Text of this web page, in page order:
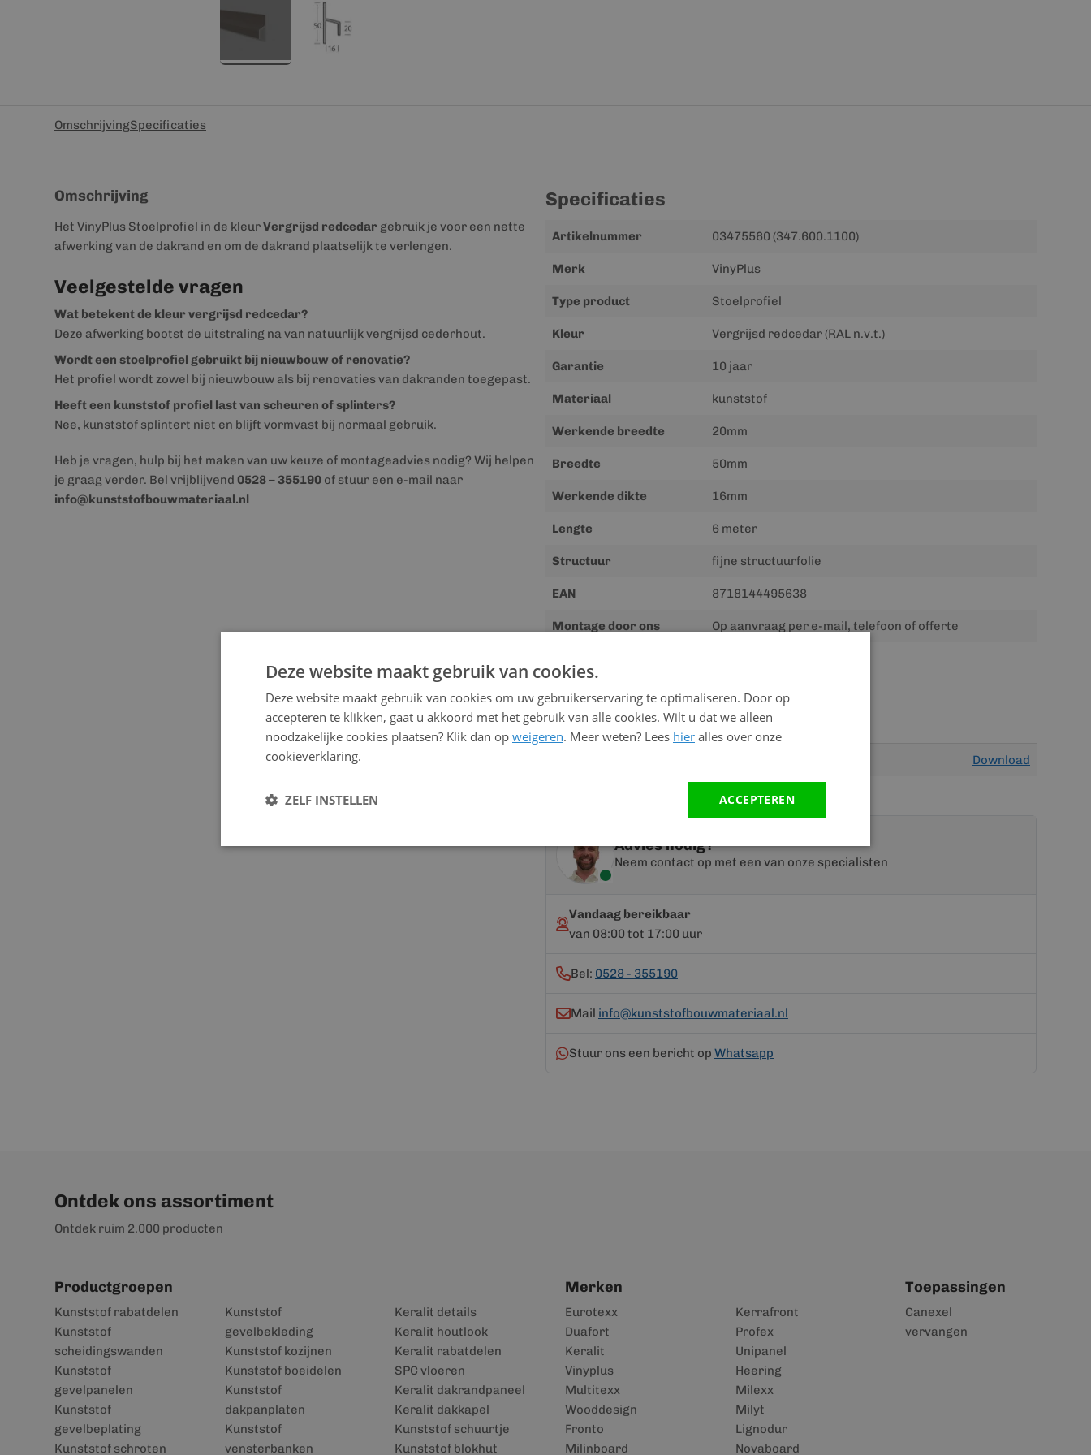
OmschrijvingSpecificaties
Omschrijving
Het VinyPlus Stoelprofiel in de kleurVergrijsd redcedar gebruik je voor een nette
afwerking van de dakrand en om de dakrand plaatselijk te verlengen.
Veelgestelde vragen
Wat betekent de kleur vergrijsd redcedar?
Deze afwerking bootst de uitstraling na van natuurlijk vergrijsd cederhout.
Wordt een stoelprofiel gebruikt bij nieuwbouw of renovatie?
Het profiel wordt zowel bij nieuwbouw als bij renovaties van dakranden toegepast.
Heeft een kunststof profiel last van scheuren of splinters?
Nee, kunststof splintert niet en blijft vormvast bij normaal gebruik.
Heb je vragen, hulp bij het maken van uw keuze of montageadvies nodig? Wij helpen
je graag verder. Bel vrijblijvend 0528 – 355190 of stuur een e-mail naar
info@kunststofbouwmateriaal.nl
Specificaties
Meer
Artikelnummer 03475560 (347.600.1100)
Merk VinyPlus
Type product Stoelprofiel
Kleur Vergrijsd redcedar (RAL n.v.t.)
Garantie 10 jaar
Materiaal kunststof
Werkende breedte 20mm
Breedte 50mm
Werkende dikte 16mm
Lengte 6 meter
Structuur fijne structuurfolie
EAN 8718144495638
Montage door ons Op aanvraag per e-mail, telefoon of offerte
Downloads
Download
Advies nodig?
Neem contact op met een van onze specialisten
Vandaag bereikbaar
van 08:00 tot 17:00 uur
Bel: 0528 - 355190
Mail info@kunststofbouwmateriaal.nl
Stuur ons een bericht op Whatsapp
Ontdek ons assortiment
Ontdek ruim 2.000 producten
Productgroepen
Kunststof rabatdelen
Kunststof
scheidingswanden
Kunststof
gevelpanelen
Kunststof
gevelbeplating
Kunststof schroten
Kunststof
gevelbekleding
Kunststof kozijnen
Kunststof boeidelen
Kunststof
dakpanplaten
Kunststof
vensterbanken
Keralit details
Keralit houtlook
Keralit rabatdelen
SPC vloeren
Keralit dakrandpaneel
Keralit dakkapel
Kunststof schuurtje
Kunststof blokhut
Merken
Eurotexx
Duafort
Keralit
Vinyplus
Multitexx
Wooddesign
Fronto
Milinboard
Kerrafront
Profex
Unipanel
Heering
Milexx
Milyt
Lignodur
Novaboard
Toepassingen
Canexel
vervangen
Deze website maakt gebruik van cookies.
Deze website maakt gebruik van cookies om uw gebruikerservaring te optimaliseren. Door op
accepteren te klikken, gaat u akkoord met het gebruik van alle cookies. Wilt u dat we alleen
noodzakelijke cookies plaatsen? Klik dan op weigeren. Meer weten? Lees hier alles over onze
cookieverklaring.
ACCEPTEREN
ZELF INSTELLEN